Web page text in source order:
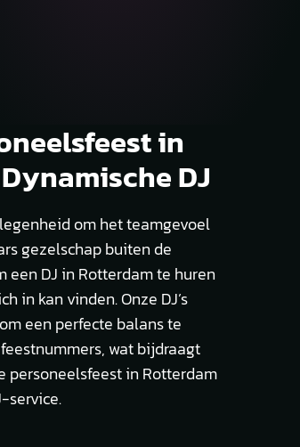
in
DJ
om het teamgevoel
gezelschap buiten de
een DJ in Rotterdam te huren
in kan vinden. Onze DJ’s
een perfecte balans te
wat bijdraagt
personeelsfeest in Rotterdam
service.